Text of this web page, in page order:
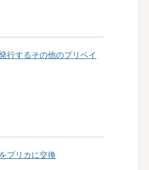
行するその他のプリペイ
プリカに交換